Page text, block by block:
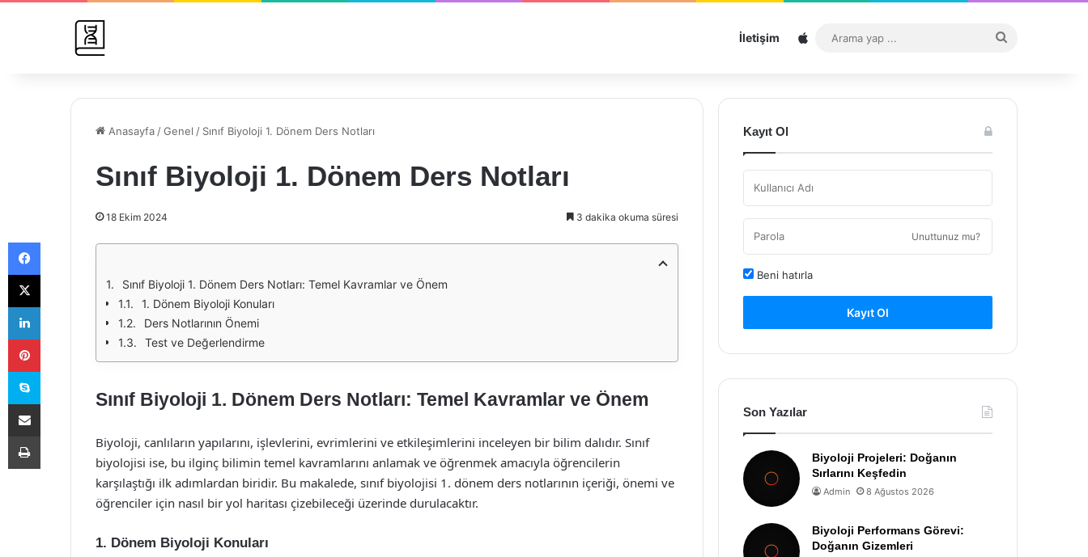
İletişim Sitemap
...
Anasayfa /Genel / Sınıf Biyoloji 1. Dönem Ders Notları
Sınıf Biyoloji 1. Dönem Ders Notları
18 Ekim 2024 3 dakika okuma süresi
Sınıf Biyoloji 1. Dönem Ders Notları: Temel Kavramlar ve Önem
1. Dönem Biyoloji Konuları
Ders Notlarının Önemi
Test ve Değerlendirme
Sınıf Biyoloji 1. Dönem Ders Notları: Temel Kavramlar ve Önem
Biyoloji, canlıların yapılarını, işlevlerini, evrimlerini ve etkileşimlerini inceleyen bir bilim dalıdır. Sınıf
biyolojisi ise, bu ilginç bilimin temel kavramlarını anlamak ve öğrenmek amacıyla öğrencilerin
karşılaştığı ilk adımlardan biridir. Bu makalede, sınıf biyolojisi 1. dönem ders notlarının içeriği, önemi ve
öğrenciler için nasıl bir yol haritası çizebileceği üzerinde durulacaktır.
1. Dönem Biyoloji Konuları
Kayıt Ol
Unuttunuz mu?
Beni hatırla
Kayıt Ol
Son Yazılar
Biyoloji Projeleri: Doğanın
Sırlarını Keşfedin
Admin 8 Ağustos 2026
Biyoloji Performans Görevi:
Doğanın Gizemleri
Facebook
X
LinkedIn
Pinterest
Skype
E-Posta ile paylaş